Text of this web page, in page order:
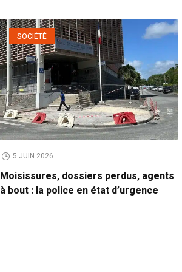
SOCIÉTÉ
5 JUIN 2026
Moisissures, dossiers perdus, agents
à bout : la police en état d’urgence